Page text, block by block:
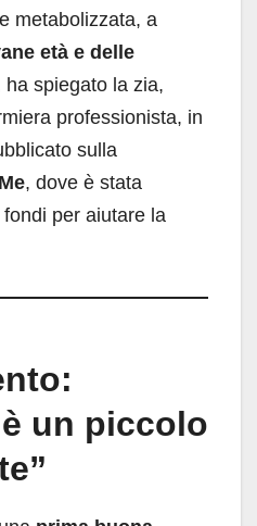
metabolizzata, a
età e delle
ha spiegato la zia,
professionista, in
sulla
, dove è stata
per aiutare la
un piccolo